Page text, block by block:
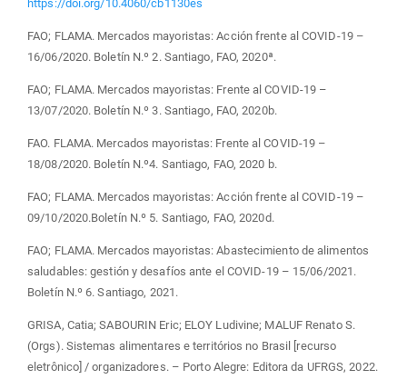
https://doi.org/10.4060/cb1130es
FAO; FLAMA. Mercados mayoristas: Acción frente al COVID-19 –
16/06/2020. Boletín N.º 2. Santiago, FAO, 2020ª.
FAO; FLAMA. Mercados mayoristas: Frente al COVID-19 –
13/07/2020. Boletín N.º 3. Santiago, FAO, 2020b.
FAO. FLAMA. Mercados mayoristas: Frente al COVID-19 –
18/08/2020. Boletín N.º4. Santiago, FAO, 2020 b.
FAO; FLAMA. Mercados mayoristas: Acción frente al COVID-19 –
09/10/2020.Boletín N.º 5. Santiago, FAO, 2020d.
FAO; FLAMA. Mercados mayoristas: Abastecimiento de alimentos
saludables: gestión y desafíos ante el COVID-19 – 15/06/2021.
Boletín N.º 6. Santiago, 2021.
GRISA, Catia; SABOURIN Eric; ELOY Ludivine; MALUF Renato S.
(Orgs). Sistemas alimentares e territórios no Brasil [recurso
eletrônico] / organizadores. – Porto Alegre: Editora da UFRGS, 2022.